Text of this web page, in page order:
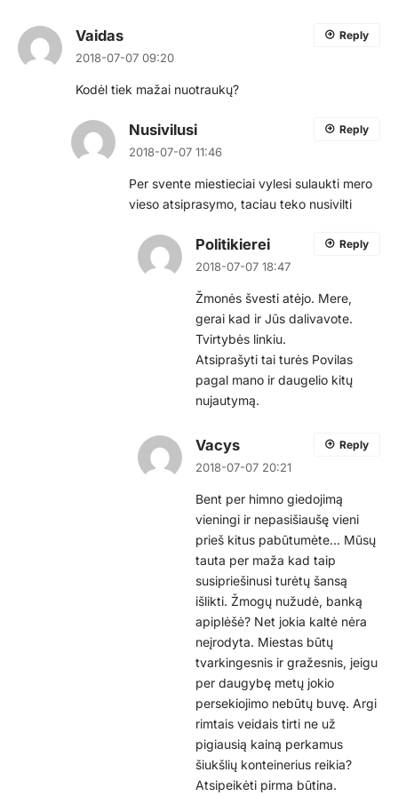
Vaidas
2018-07-07 09:20
Kodėl tiek mažai nuotraukų?
Reply
Nusivilusi
2018-07-07 11:46
Per svente miestieciai vylesi sulaukti mero
vieso atsiprasymo, taciau teko nusivilti
Reply
Politikierei
2018-07-07 18:47
Žmonės švesti atėjo. Mere,
gerai kad ir Jūs dalivavote.
Tvirtybės linkiu.
Atsiprašyti tai turės Povilas
pagal mano ir daugelio kitų
nujautymą.
Reply
Vacys
2018-07-07 20:21
Bent per himno giedojimą
vieningi ir nepasišiaušę vieni
prieš kitus pabūtumėte… Mūsų
tauta per maža kad taip
susipriešinusi turėtų šansą
išlikti. Žmogų nužudė, banką
apiplėšė? Net jokia kaltė nėra
neįrodyta. Miestas būtų
tvarkingesnis ir gražesnis, jeigu
per daugybę metų jokio
persekiojimo nebūtų buvę. Argi
rimtais veidais tirti ne už
pigiausią kainą perkamus
šiukšlių konteinerius reikia?
Atsipeikėti pirma būtina.
Reply